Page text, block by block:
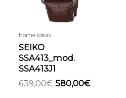
home ideas
SEIKO
SSA413_mod.
SSA413J1
639,00€ 580,00€